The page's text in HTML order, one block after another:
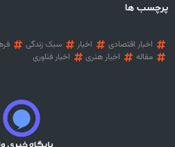
پرچسب ها
اخبار اقتصادی اخبار سبک زندگی
مقاله
اخبار هنری اخبار فناوری